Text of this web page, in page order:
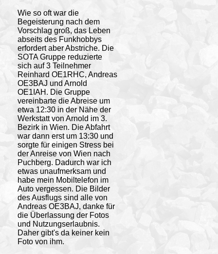
Wie so oft war die
Begeisterung nach dem
Vorschlag groß, das Leben
abseits des Funkhobbys
erfordert aber Abstriche. Die
SOTA Gruppe reduzierte
sich auf 3 Teilnehmer
Reinhard OE1RHC, Andreas
OE3BAJ und Arnold
OE1IAH. Die Gruppe
vereinbarte die Abreise um
etwa 12:30 in der Nähe der
Werkstatt von Arnold im 3.
Bezirk in Wien. Die Abfahrt
war dann erst um 13:30 und
sorgte für einigen Stress bei
der Anreise von Wien nach
Puchberg. Dadurch war ich
etwas unaufmerksam und
habe mein Mobiltelefon im
Auto vergessen. Die Bilder
des Ausflugs sind alle von
Andreas OE3BAJ, danke für
die Überlassung der Fotos
und Nutzungserlaubnis.
Daher gibt's da keiner kein
Foto von ihm.